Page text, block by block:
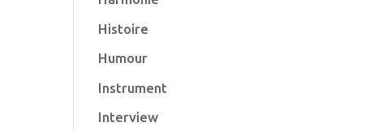
Histoire
Humour
Instrument
Interview